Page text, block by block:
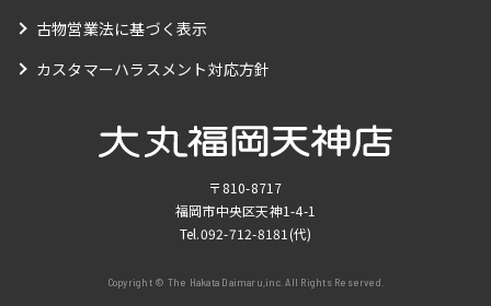
古物営業法に基づく表示
カスタマーハラスメント対応方針
〒810-8717
福岡市中央区天神1-4-1
Tel.092-712-8181 (代)
Copyright © The Hakata Daimaru,inc. All Rights Reserved.